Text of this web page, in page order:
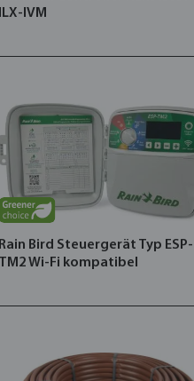
ILX-IVM
Rain Bird Steuergerät Typ ESP-
TM2 Wi-Fi kompatibel